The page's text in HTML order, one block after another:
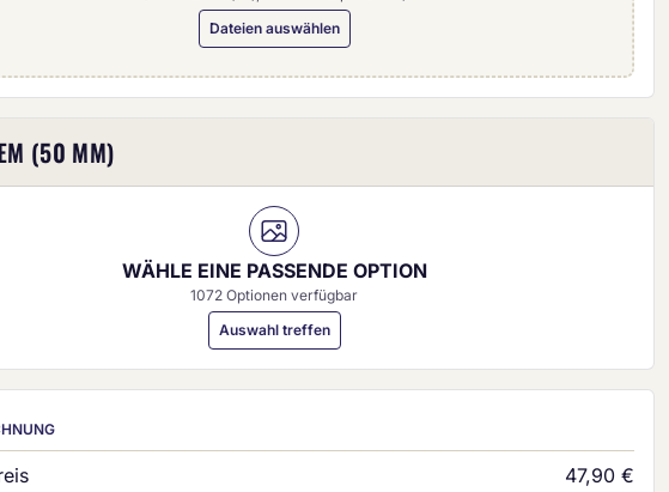
Dateien auswählen
(50 MM)
WÄHLE EINE PASSENDE OPTION
1072 Optionen verfügbar
Auswahl treffen
47,90 €